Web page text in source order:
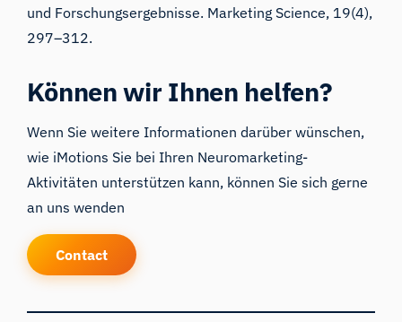
und Forschungsergebnisse. Marketing Science, 19(4),
297–312.
Können wir Ihnen helfen?
Wenn Sie weitere Informationen darüber wünschen,
wie iMotions Sie bei Ihren Neuromarketing-
Aktivitäten unterstützen kann, können Sie sich gerne
an uns wenden
Contact